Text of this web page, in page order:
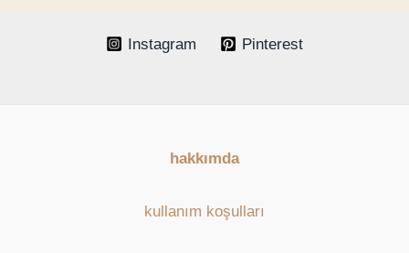
Instagram Pinterest
hakkımda
kullanım koşulları